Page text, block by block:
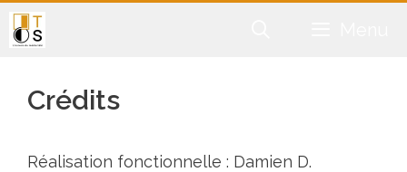
Aller
au
Crédits
Réalisation fonctionnelle : Damien D.